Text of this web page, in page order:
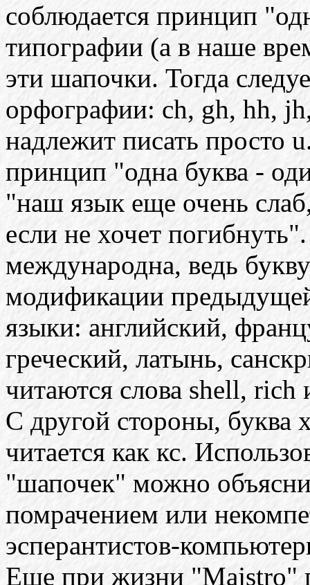
соблюдается принцип
типографии (а в наше
эти шапочки. Тогда
орфографии: ch, gh, hh,
надлежит писать просто
принцип "одна буква -
"наш язык еще очень
если не хочет
международна, ведь
модификации
языки: английский,
греческий, латынь,
читаются слова shell, rich
С другой стороны, буква
читается как кс.
"шапочек" можно
помрачением или
эсперантистов-
Еще при жизни "Majstro"